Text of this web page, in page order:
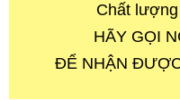
Chất
HÃY GỌI
ĐỂ NHẬN